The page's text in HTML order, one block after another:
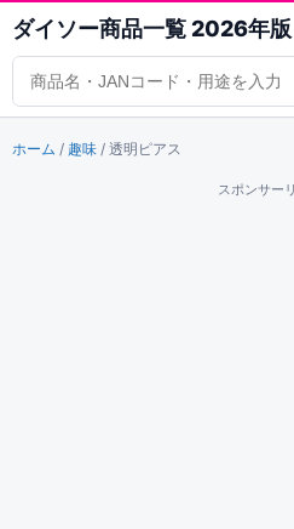
ダイソー商品一覧 2026年版
商品検索
ホーム / 趣味 / 透明ピアス
スポンサー